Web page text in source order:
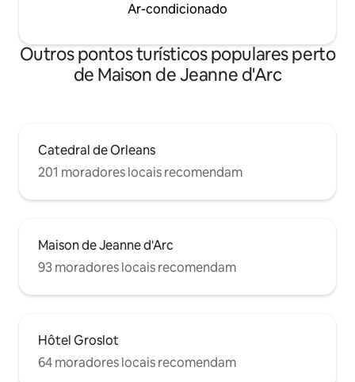
Ar-condicionado
Outros pontos turísticos populares perto
de Maison de Jeanne d'Arc
Catedral de Orleans
201 moradores locais recomendam
Maison de Jeanne d'Arc
93 moradores locais recomendam
Hôtel Groslot
64 moradores locais recomendam